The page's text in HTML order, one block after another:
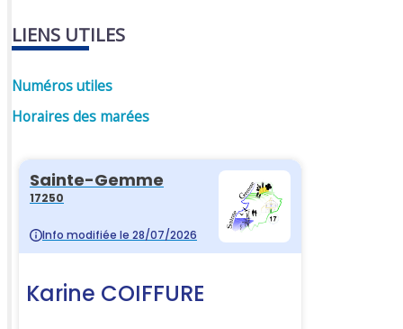
LIENS UTILES
Numéros utiles
Horaires des marées